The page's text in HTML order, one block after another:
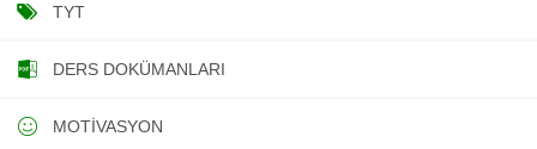
TYT
DERS DOKÜMANLARI
MOTIVASYON